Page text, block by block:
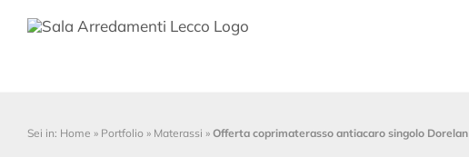
Sei in: Home » Portfolio » Materassi » Offerta coprimaterasso antiacaro singolo Dorelan